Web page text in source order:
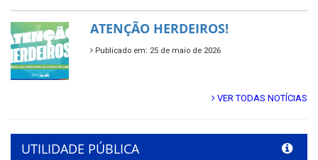
ATENÇÃO HERDEIROS!
Publicado em: 25 de maio de 2026
VER TODAS NOTÍCIAS
UTILIDADE PÚBLICA